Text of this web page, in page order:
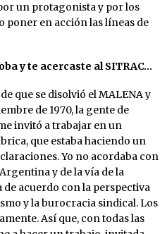
un protagonista y por los
poner en acción las líneas de
y te acercaste al SITRAC…
que se disolvió el MALENA y
de 1970, la gente de
invitó a trabajar en un
que estaba haciendo un
Yo no acordaba con
y de la vía de la
acuerdo con la perspectiva
y la burocracia sindical. Los
Así que, con todas las